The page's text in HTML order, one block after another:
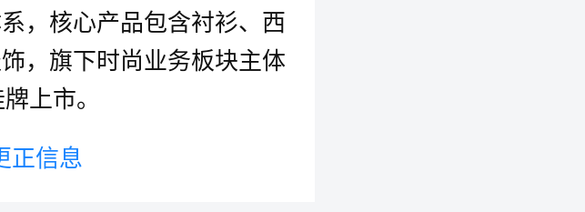
，核心产品包含衬衫、西
，旗下时尚业务板块主体
上市。
正信息